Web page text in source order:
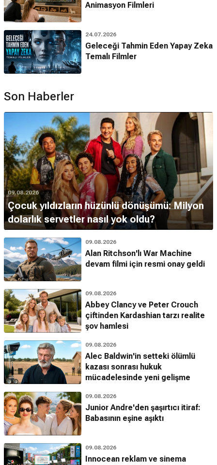
Animasyon Filmleri
24.07.2026
Geleceği Tahmin Eden Yapay Zeka
Temalı Filmler
Son Haberler
09.08.2026
Çocuk yıldızların hüzünlü dönüşümü: Milyon
dolarlık servetler nasıl yok oldu?
09.08.2026
Alan Ritchson'lı War Machine
devam filmi için resmi onay geldi
09.08.2026
Abbey Clancy ve Peter Crouch
çiftinden Kardashian tarzı realite
şov hamlesi
09.08.2026
Alec Baldwin'in setteki ölümlü
kazası sonrası hukuk
mücadelesinde yeni gelişme
09.08.2026
Junior Andre'den şaşırtıcı itiraf:
Babasının eşine aşıktı
09.08.2026
Innocean reklam ve sinema